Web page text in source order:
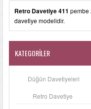
Retro Davetiye 411 pembe
davetiye modelidir.
KATEGORILER
Düğün Davetiyeleri
Retro Davetiye